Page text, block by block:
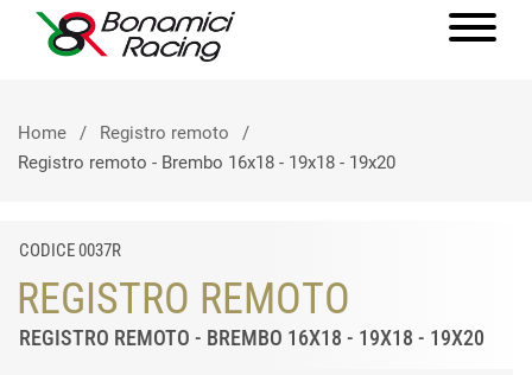
Home
Registro remoto
Registro remoto - Brembo 16x18 - 19x18 - 19x20
CODICE 0037R
REGISTRO REMOTO
REGISTRO REMOTO - BREMBO 16X18 - 19X18 - 19X20